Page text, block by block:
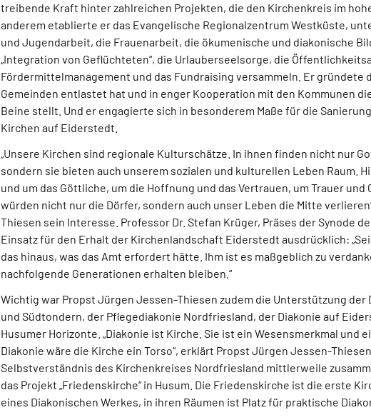
treibende Kraft hinter zahlreichen Projekten, die den Kirchenkreis im
anderem etablierte er das Evangelische Regionalzentrum Westküste,
und Jugendarbeit, die Frauenarbeit, die ökumenische und diakonische
„Integration von Geflüchteten“, die Urlauberseelsorge, die
Fördermittelmanagement und das Fundraising versammeln. Er gründete
Gemeinden entlastet hat und in enger Kooperation mit den Kommunen
Beine stellt. Und er engagierte sich in besonderem Maße für die
Kirchen auf Eiderstedt.
„Unsere Kirchen sind regionale Kulturschätze. In ihnen finden nicht nur
sondern sie bieten auch unserem sozialen und kulturellen Leben Raum.
und um das Göttliche, um die Hoffnung und das Vertrauen, um Trauer und
würden nicht nur die Dörfer, sondern auch unser Leben die Mitte
Thiesen sein Interesse. Professor Dr. Stefan Krüger, Präses der Synode
Einsatz für den Erhalt der Kirchenlandschaft Eiderstedt ausdrücklich:
das hinaus, was das Amt erfordert hätte. Ihm ist es maßgeblich zu
nachfolgende Generationen erhalten bleiben.“
Wichtig war Propst Jürgen Jessen-Thiesen zudem die Unterstützung der
und Südtondern, der Pflegediakonie Nordfriesland, der Diakonie auf
Husumer Horizonte. „Diakonie ist Kirche. Sie ist ein Wesensmerkmal und
Diakonie wäre die Kirche ein Torso“, erklärt Propst Jürgen Jessen-
Selbstverständnis des Kirchenkreises Nordfriesland mittlerweile
das Projekt „Friedenskirche“ in Husum. Die Friedenskirche ist die erste
eines Diakonischen Werkes, in ihren Räumen ist Platz für praktische